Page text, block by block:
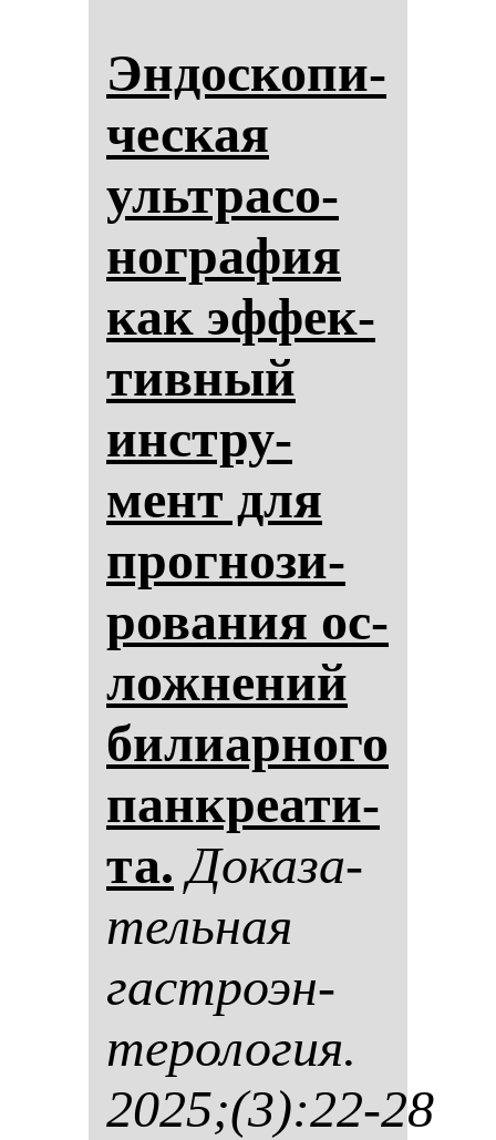
Эн­дос­ко­пи­
чес­кая
ультра­со­
ног­ра­фия
как эф­фек­
тив­ный
инстру­
мент для
прог­но­зи­
ро­ва­ния ос­
лож­не­ний
би­ли­ар­но­го
пан­кре­ати­
та. До­ка­за­
тель­ная
гас­тро­эн­
те­ро­ло­гия.
2025;(3):22-28